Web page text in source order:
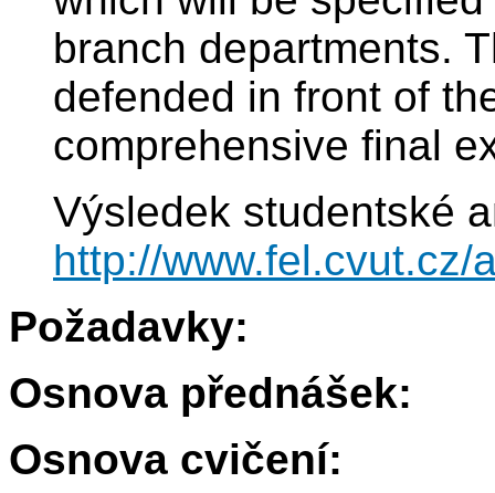
branch departments.
defended in front of
comprehensive final
Výsledek studentské
http://www.fel.cvut.cz/
Požadavky:
Osnova přednášek:
Osnova cvičení: